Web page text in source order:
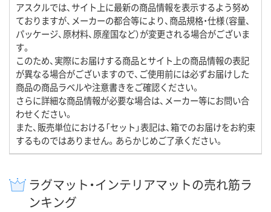
アスクルでは、サイト上に最新の商品情報を表示するよう努め
ておりますが、メーカーの都合等により、商品規格・仕様（容量、
パッケージ、原材料、原産国など）が変更される場合がございま
す。
このため、実際にお届けする商品とサイト上の商品情報の表記
が異なる場合がございますので、ご使用前には必ずお届けした
商品の商品ラベルや注意書きをご確認ください。
さらに詳細な商品情報が必要な場合は、メーカー等にお問い合
わせください。
また、販売単位における「セット」表記は、箱でのお届けをお約束
するものではありません。あらかじめご了承ください。
ラグマット・インテリアマットの売れ筋ラ
ンキング